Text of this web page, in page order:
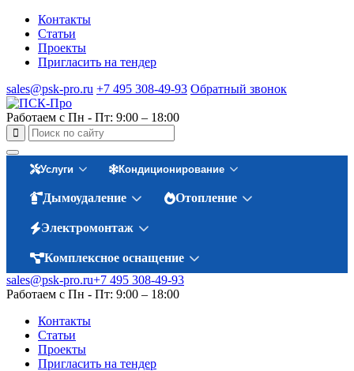
Контакты
Статьи
Проекты
Пригласить на тендер
sales@psk-pro.ru +7 495 308-49-93 Обратный звонок
Работаем с Пн - Пт: 9:00 – 18:00
Услуги Кондиционирование
Дымоудаление Отопление
Электромонтаж
Комплексное оснащение
sales@psk-pro.ru+7 495 308-49-93
Работаем с Пн - Пт: 9:00 – 18:00
Контакты
Статьи
Проекты
Пригласить на тендер